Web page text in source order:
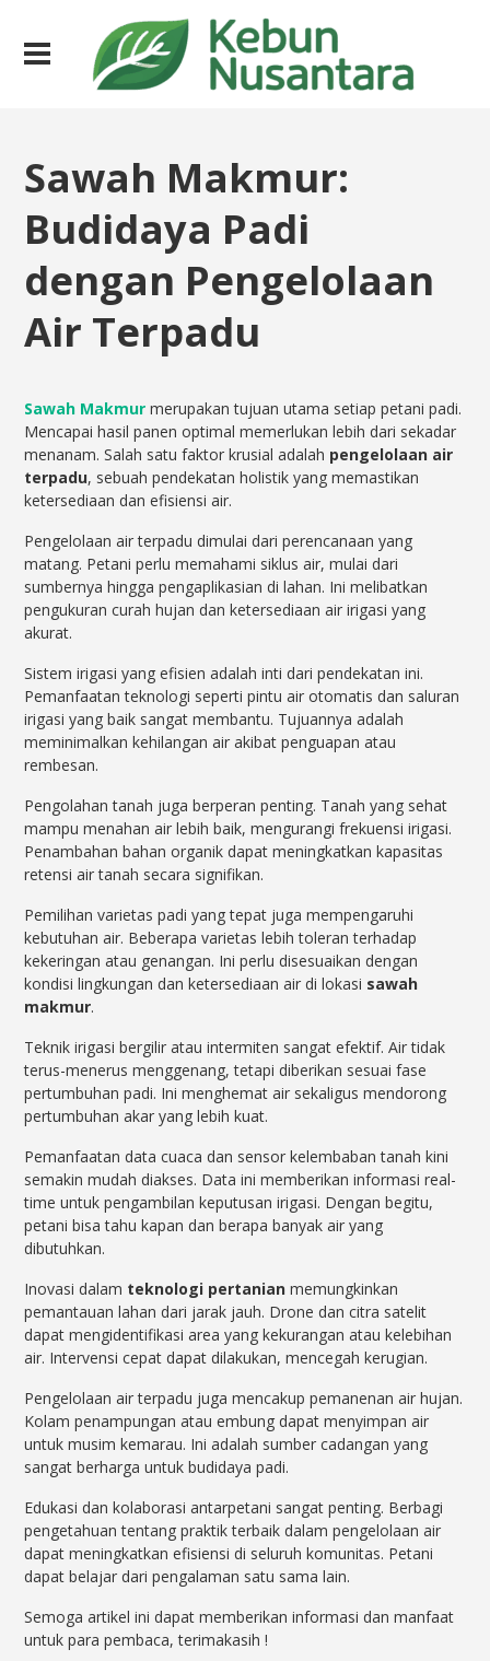
Sawah Makmur:
Budidaya Padi
dengan Pengelolaan
Air Terpadu
Sawah Makmur merupakan tujuan utama setiap petani padi.
Mencapai hasil panen optimal memerlukan lebih dari sekadar
menanam. Salah satu faktor krusial adalah pengelolaan air
terpadu, sebuah pendekatan holistik yang memastikan
ketersediaan dan efisiensi air.
Pengelolaan air terpadu dimulai dari perencanaan yang
matang. Petani perlu memahami siklus air, mulai dari
sumbernya hingga pengaplikasian di lahan. Ini melibatkan
pengukuran curah hujan dan ketersediaan air irigasi yang
akurat.
Sistem irigasi yang efisien adalah inti dari pendekatan ini.
Pemanfaatan teknologi seperti pintu air otomatis dan saluran
irigasi yang baik sangat membantu. Tujuannya adalah
meminimalkan kehilangan air akibat penguapan atau
rembesan.
Pengolahan tanah juga berperan penting. Tanah yang sehat
mampu menahan air lebih baik, mengurangi frekuensi irigasi.
Penambahan bahan organik dapat meningkatkan kapasitas
retensi air tanah secara signifikan.
Pemilihan varietas padi yang tepat juga mempengaruhi
kebutuhan air. Beberapa varietas lebih toleran terhadap
kekeringan atau genangan. Ini perlu disesuaikan dengan
kondisi lingkungan dan ketersediaan air di lokasi sawah
makmur.
Teknik irigasi bergilir atau intermiten sangat efektif. Air tidak
terus-menerus menggenang, tetapi diberikan sesuai fase
pertumbuhan padi. Ini menghemat air sekaligus mendorong
pertumbuhan akar yang lebih kuat.
Pemanfaatan data cuaca dan sensor kelembaban tanah kini
semakin mudah diakses. Data ini memberikan informasi real-
time untuk pengambilan keputusan irigasi. Dengan begitu,
petani bisa tahu kapan dan berapa banyak air yang
dibutuhkan.
Inovasi dalam teknologi pertanian memungkinkan
pemantauan lahan dari jarak jauh. Drone dan citra satelit
dapat mengidentifikasi area yang kekurangan atau kelebihan
air. Intervensi cepat dapat dilakukan, mencegah kerugian.
Pengelolaan air terpadu juga mencakup pemanenan air hujan.
Kolam penampungan atau embung dapat menyimpan air
untuk musim kemarau. Ini adalah sumber cadangan yang
sangat berharga untuk budidaya padi.
Edukasi dan kolaborasi antarpetani sangat penting. Berbagi
pengetahuan tentang praktik terbaik dalam pengelolaan air
dapat meningkatkan efisiensi di seluruh komunitas. Petani
dapat belajar dari pengalaman satu sama lain.
Semoga artikel ini dapat memberikan informasi dan manfaat
untuk para pembaca, terimakasih !